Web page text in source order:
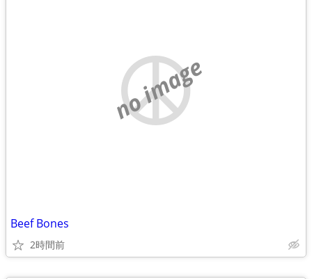
no image
Beef Bones
2時間前